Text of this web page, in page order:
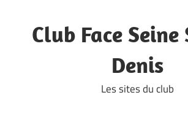
content
Club Face
Denis
Les sites du club